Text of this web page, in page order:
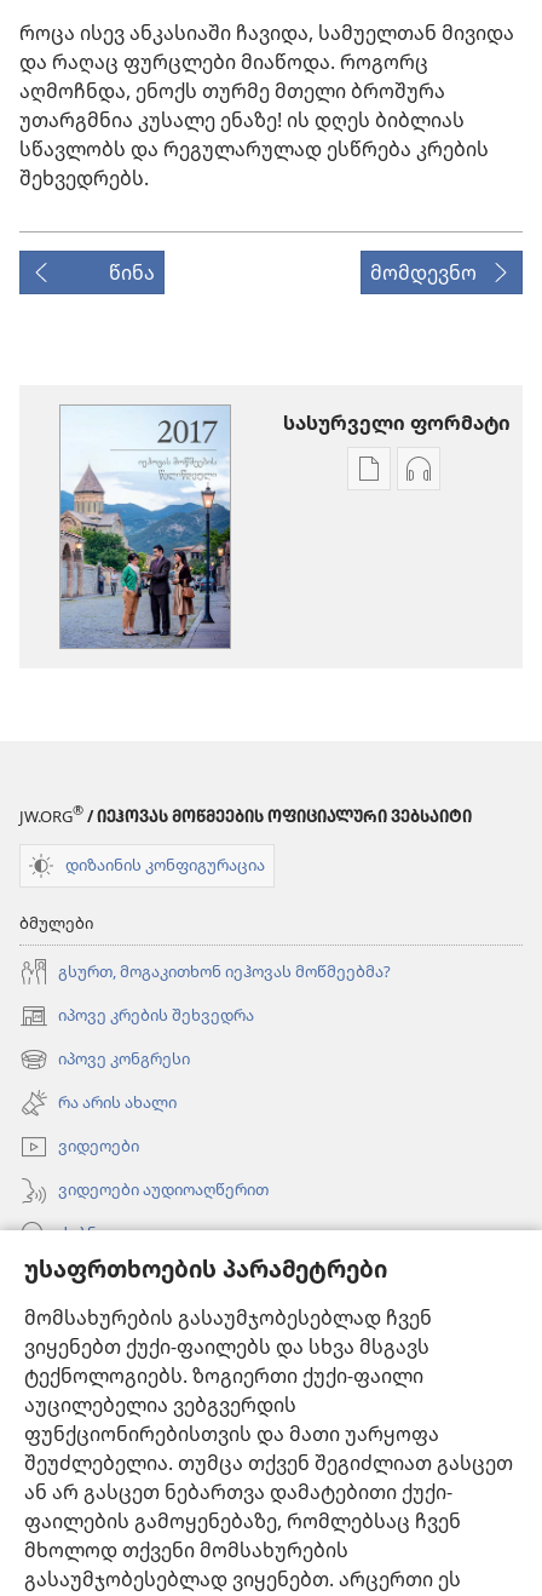
უსაფრთხოების პარამეტრები
მომსახურების გასაუმჯობესებლად ჩვენ
ვიყენებთ ქუქი-ფაილებს და სხვა მსგავს
ტექნოლოგიებს. ზოგიერთი ქუქი-ფაილი
აუცილებელია ვებგვერდის
ფუნქციონირებისთვის და მათი უარყოფა
შეუძლებელია. თუმცა თქვენ შეგიძლიათ გასცეთ
ან არ გასცეთ ნებართვა დამატებითი ქუქი-
ფაილების გამოყენებაზე, რომლებსაც ჩვენ
მხოლოდ თქვენი მომსახურების
გასაუმჯობესებლად ვიყენებთ. არცერთი ეს
როცა ისევ ანკასიაში ჩავიდა, სამუელთან მივიდა
და რაღაც ფურცლები მიაწოდა. როგორც
აღმოჩნდა, ენოქს თურმე მთელი ბროშურა
უთარგმნია კუსალე ენაზე! ის დღეს ბიბლიას
სწავლობს და რეგულარულად ესწრება კრების
შეხვედრებს.
წინა მომდევნო
სასურველი ფორმატი
პუბლიკაციების
JW.ORG® / ᲘᲔᲰᲝᲕᲐᲡ ᲛᲝᲬᲛᲔᲔᲑᲘᲡ ᲝᲤᲘᲪᲘᲐᲚᲣᲠᲘ ᲕᲔᲑᲡᲐᲘᲢᲘ
დიზაინის კონფიგურაცია
ბმულები
გსურთ, მოგაკითხონ იეჰოვას მოწმეებმა?
იპოვე კრების შეხვედრა
(გაიხსნება
ახალი
ფანჯარა)
იპოვე კონგრესი
(გაიხსნება
ახალი
ფანჯარა)
რა არის ახალი
ვიდეოები
ვიდეოები აუდიოაღწერით
ძებნა
ინფორმაცია ექიმებისთვის
ინფორმაცია ოფიციალური პირებისთვის
დახმარება
შესაწირავები
(გაიხსნება
ახალი
ფანჯარა)საგუშაგო კოშკის ონლაინ ბიბლიოთეკა™
(გაიხსნება
ახალი
ფანჯარა)JW Hub
(გაიხსნება
ახალი